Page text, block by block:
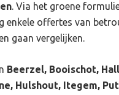
. Via het groene
enkele offertes van
gaan vergelijken.
Beerzel, Booischot,
Hulshout, Itegem,